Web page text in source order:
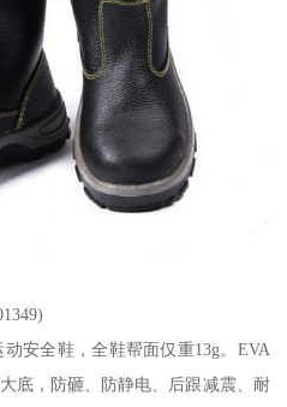
安全鞋，全鞋帮面仅重13g。EVA
底，防砸、防静电、后跟减震、耐